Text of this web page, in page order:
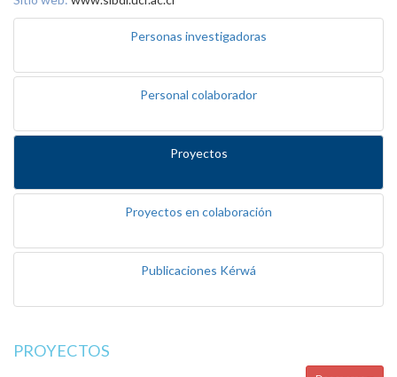
Personas investigadoras
Personal colaborador
Proyectos
Proyectos en colaboración
Publicaciones Kérwá
PROYECTOS